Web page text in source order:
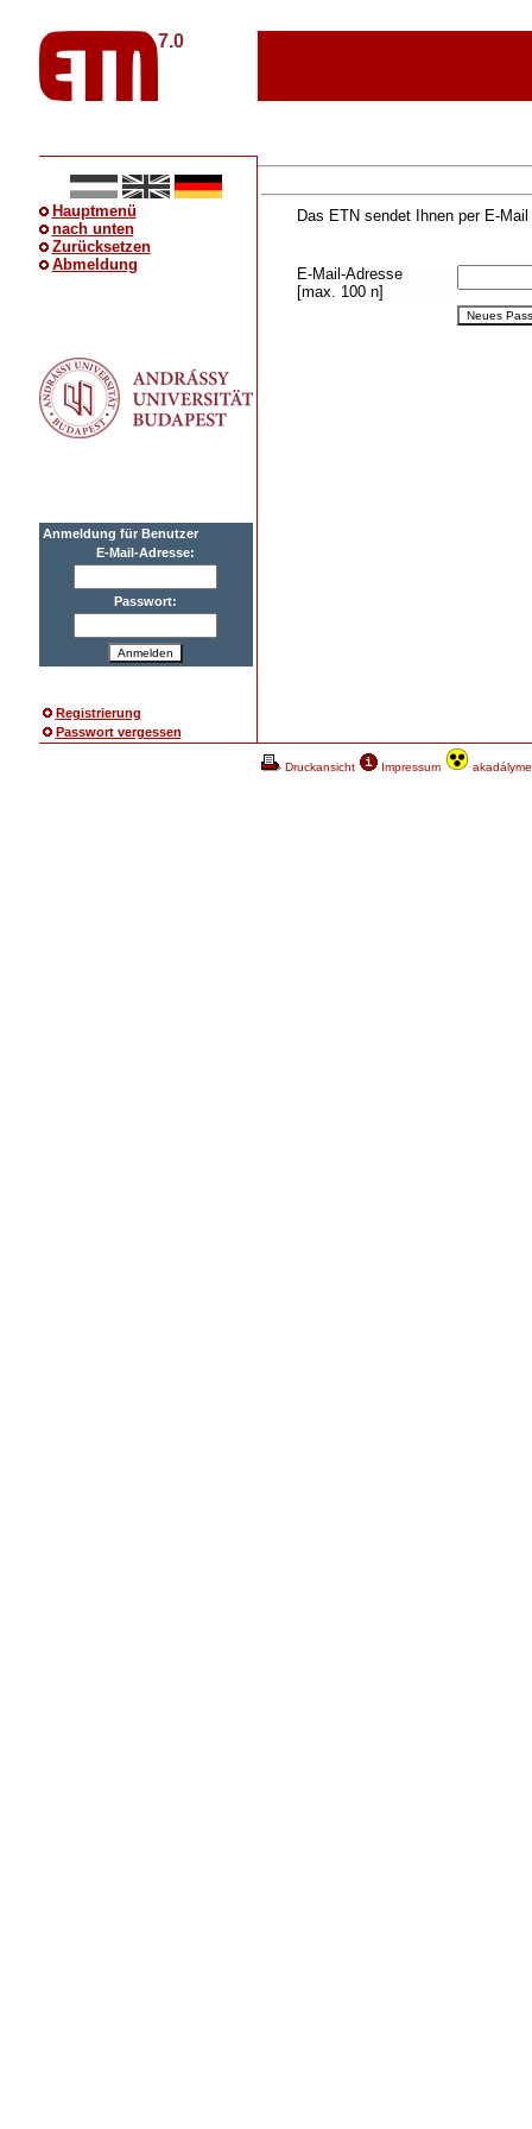
7.0
Hauptmenü
nach unten
Zurücksetzen
Abmeldung
Anmeldung für Benutzer
E-Mail-Adresse:
Passwort:
Anmelden
Registrierung
Passwort vergessen
Das ETN sendet Ihnen per E-
E-Mail-Adresse
[max. 100 n]
Neues
Druckansicht Impressum